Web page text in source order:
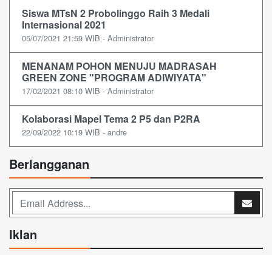
Siswa MTsN 2 Probolinggo Raih 3 Medali
Internasional 2021
05/07/2021 21:59 WIB - Administrator
MENANAM POHON MENUJU MADRASAH
GREEN ZONE "PROGRAM ADIWIYATA"
17/02/2021 08:10 WIB - Administrator
Kolaborasi Mapel Tema 2 P5 dan P2RA
22/09/2022 10:19 WIB - andre
Berlangganan
Iklan